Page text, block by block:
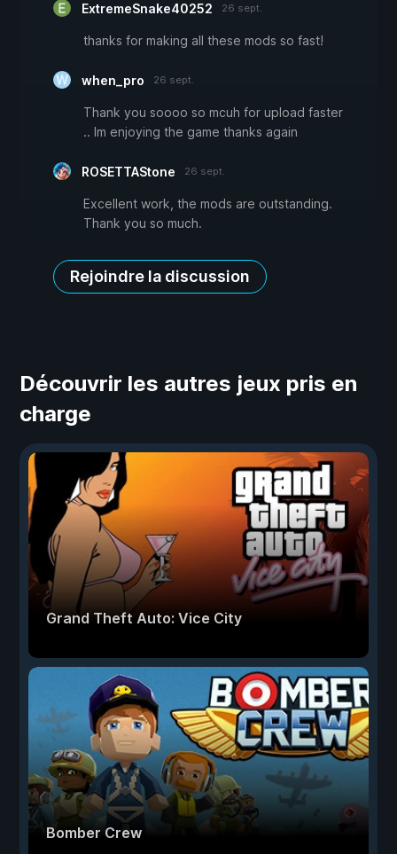
ExtremeSnake40252 26 sept.
thanks for making all these mods so fast!
when_pro 26 sept.
Thank you soooo so mcuh for upload faster
.. Im enjoying the game thanks again
ROSETTAStone 26 sept.
Excellent work, the mods are outstanding.
Thank you so much.
Rejoindre la discussion
Découvrir les autres jeux pris en
charge
Grand Theft Auto: Vice City
Bomber Crew